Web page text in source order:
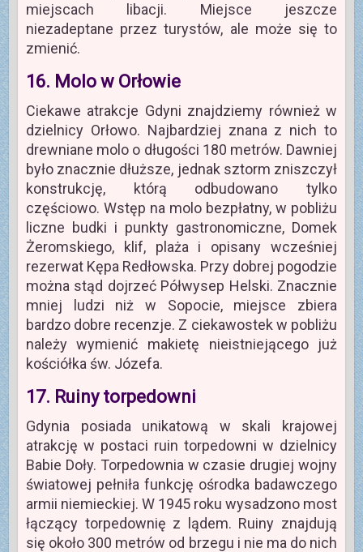
miejscach libacji. Miejsce jeszcze
niezadeptane przez turystów, ale może się to
zmienić.
16. Molo w Orłowie
Ciekawe atrakcje Gdyni znajdziemy również w
dzielnicy Orłowo. Najbardziej znana z nich to
drewniane molo o długości 180 metrów. Dawniej
było znacznie dłuższe, jednak sztorm zniszczył
konstrukcję, którą odbudowano tylko
częściowo. Wstęp na molo bezpłatny, w pobliżu
liczne budki i punkty gastronomiczne, Domek
Żeromskiego, klif, plaża i opisany wcześniej
rezerwat Kępa Redłowska. Przy dobrej pogodzie
można stąd dojrzeć Półwysep Helski. Znacznie
mniej ludzi niż w Sopocie, miejsce zbiera
bardzo dobre recenzje. Z ciekawostek w pobliżu
należy wymienić makietę nieistniejącego już
kościółka św. Józefa.
17. Ruiny torpedowni
Gdynia posiada unikatową w skali krajowej
atrakcję w postaci ruin torpedowni w dzielnicy
Babie Doły. Torpedownia w czasie drugiej wojny
światowej pełniła funkcję ośrodka badawczego
armii niemieckiej. W 1945 roku wysadzono most
łączący torpedownię z lądem. Ruiny znajdują
się około 300 metrów od brzegu i nie ma do nich